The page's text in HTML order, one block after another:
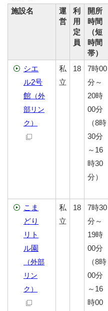
施設名
運
営
利
用
定
員
開所
時間
（短
時間
帯）
シエ
ル2号
館 （外
部リン
ク）
私
立
18
7時00
分～
20時
00分
（8時
30分
～16
時30
分）
こま
どり
リト
ル園
（外部
リン
ク）
私
立
18
7時30
分～
19時
00分
（8時
00分
～16
時00